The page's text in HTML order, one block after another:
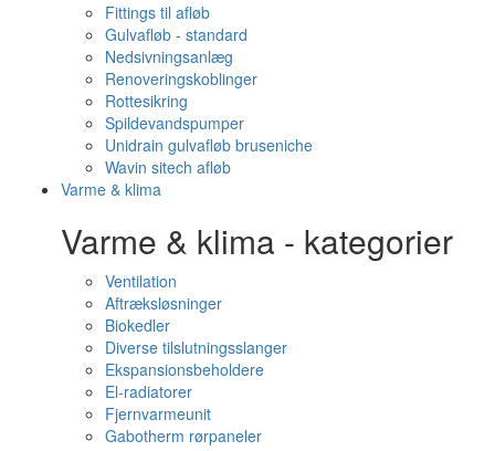
Fittings til afløb
Gulvafløb - standard
Nedsivningsanlæg
Renoveringskoblinger
Rottesikring
Spildevandspumper
Unidrain gulvafløb bruseniche
Wavin sitech afløb
Varme & klima
Varme & klima - kategorier
Ventilation
Aftræksløsninger
Biokedler
Diverse tilslutningsslanger
Ekspansionsbeholdere
El-radiatorer
Fjernvarmeunit
Gabotherm rørpaneler